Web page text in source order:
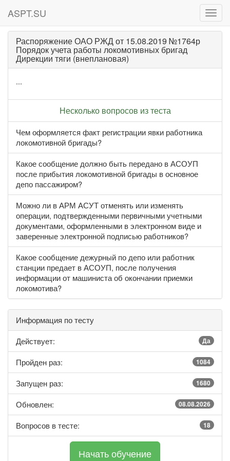
ASPT.SU
Распоряжение ОАО РЖД от 15.08.2019 №1764р
Порядок учета работы локомотивных бригад
Дирекции тяги (внеплановая)
...
Несколько вопросов из теста
Чем оформляется факт регистрации явки работника
локомотивной бригады?
Какое сообщение должно быть передано в АСОУП
после прибытия локомотивной бригады в основное
депо пассажиром?
Можно ли в АРМ АСУТ отменять или изменять
операции, подтвержденными первичными учетными
документами, оформленными в электронном виде и
заверенные электронной подписью работников?
Какое сообщение дежурный по депо или работник
станции предает в АСОУП, после получения
информации от машиниста об окончании приемки
локомотива?
Информация по тесту
Действует:
Да
Пройден раз: 1084
Запущен раз: 1680
Обновлен: 08.08.2026
Вопросов в тесте: 18